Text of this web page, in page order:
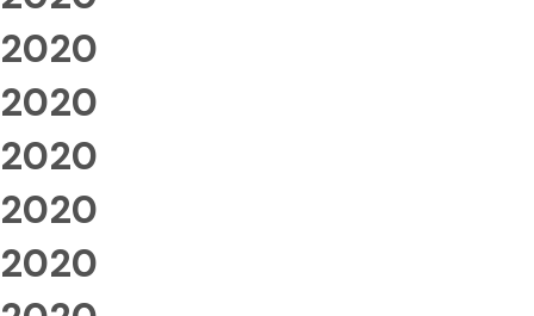
2020
2020
2020
2020
2020